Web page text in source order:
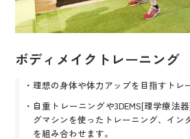
ボディメイクトレーニング
理想の身体や体力アップを目指すトレ
自重トレーニングや3DEMS[理学療法
グマシンを使ったトレーニング、イン
を組み合わせます。